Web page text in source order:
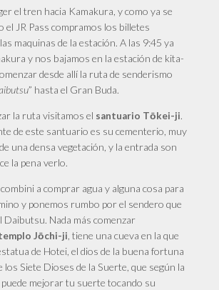
el tren hacia Kamakura, y como ya se
el JR Pass compramos los billetes
maquinas de la estación. A las 9:45 ya
y nos bajamos en la estación de kita-
desde allí la ruta de senderismo
” hasta el Gran Buda.
la ruta visitamos el santuario Tōkei-ji.
de este santuario es su cementerio, muy
una densa vegetación, y la entrada son
la pena verlo.
a comprar agua y alguna cosa para
y ponemos rumbo por el sendero que
Daibutsu. Nada más comenzar
Jōchi-ji, tiene una cueva en la que
de Hotei, el dios de la buena fortuna
los Siete Dioses de la Suerte, que según la
mejorar tu suerte tocando su